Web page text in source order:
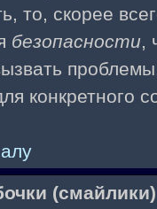
то, скорее
безопасности,
конкретного